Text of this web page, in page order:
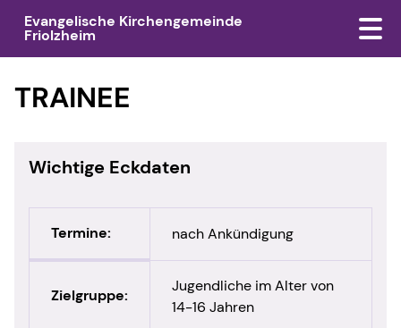
Evangelische Kirchengemeinde
Friolzheim
TRAINEE
Wichtige Eckdaten
Termine: nach Ankündigung
Zielgruppe:
Jugendliche im Alter von
14-16 Jahren